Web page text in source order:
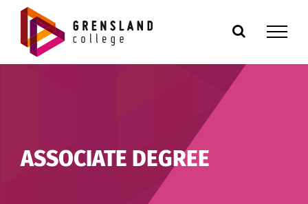
inhoud
ASSOCIATE DEGREE